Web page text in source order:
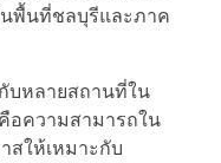
นพื้นที่ชลบุรีและภาค
บหลายสถานที่ใน
อความสามารถใน
สให้เหมาะกับ